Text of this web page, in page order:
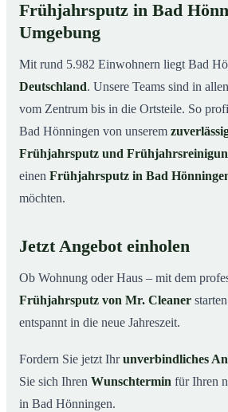
Frühjahrsputz in Bad
Umgebung
Mit rund 5.982 Einwohnern liegt Bad
Deutschland. Unsere Teams sind in
vom Zentrum bis in die Ortsteile. So
Bad Hönningen von unserem
Frühjahrsputz und
einen Frühjahrsputz in Bad
möchten.
Jetzt Angebot einholen
Ob Wohnung oder Haus – mit dem
Frühjahrsputz von Mr. Cleaner
entspannt in die neue Jahreszeit.
Fordern Sie jetzt Ihrunverbindliches
Sie sich Ihren Wunschtermin für Ihren
in Bad Hönningen.